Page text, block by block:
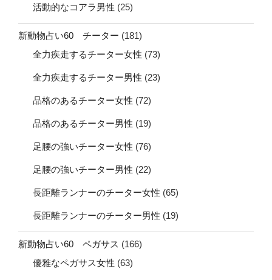
活動的なコアラ男性 (25)
新動物占い60 チーター (181)
全力疾走するチーター女性 (73)
全力疾走するチーター男性 (23)
品格のあるチーター女性 (72)
品格のあるチーター男性 (19)
足腰の強いチーター女性 (76)
足腰の強いチーター男性 (22)
長距離ランナーのチーター女性 (65)
長距離ランナーのチーター男性 (19)
新動物占い60 ペガサス (166)
優雅なペガサス女性 (63)